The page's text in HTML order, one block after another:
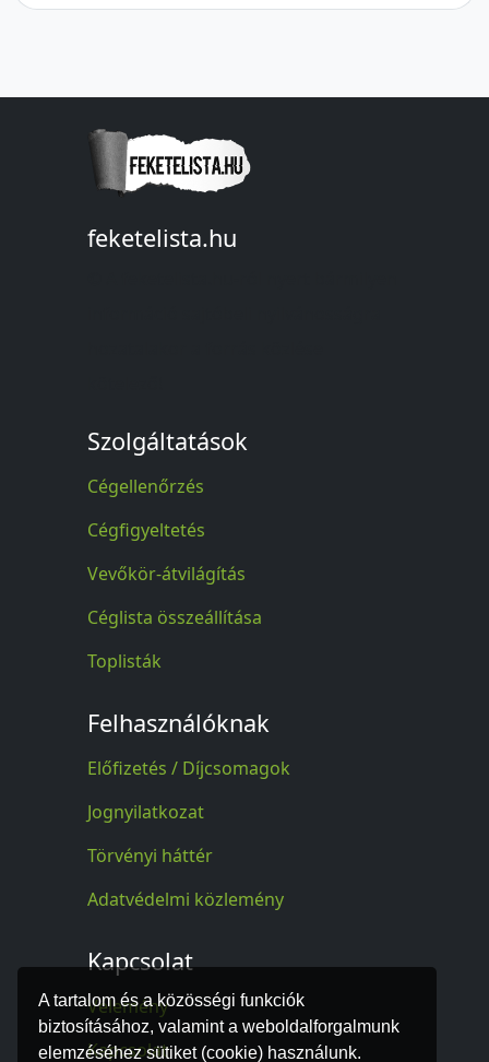
A tartalom és a közösségi funkciók
biztosításához, valamint a weboldalforgalmunk
elemzéséhez sütiket (cookie) használunk.
feketelista.hu
Szolgáltatások
Cégellenőrzés
Cégfigyeltetés
Vevőkör-átvilágítás
Céglista összeállítása
Toplisták
Felhasználóknak
Előfizetés / Díjcsomagok
Jognyilatkozat
Törvényi háttér
Adatvédelmi közlemény
Kapcsolat
Vélemény
Kapcsolat